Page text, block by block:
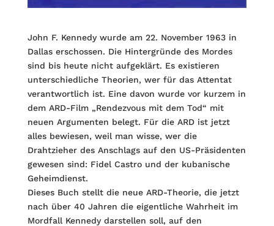
John F. Kennedy wurde am 22. November 1963 in
Dallas erschossen. Die Hintergründe des Mordes
sind bis heute nicht aufgeklärt. Es existieren
unterschiedliche Theorien, wer für das Attentat
verantwortlich ist. Eine davon wurde vor kurzem in
dem ARD-Film „Rendezvous mit dem Tod“ mit
neuen Argumenten belegt. Für die ARD ist jetzt
alles bewiesen, weil man wisse, wer die
Drahtzieher des Anschlags auf den US-Präsidenten
gewesen sind: Fidel Castro und der kubanische
Geheimdienst.
Dieses Buch stellt die neue ARD-Theorie, die jetzt
nach über 40 Jahren die eigentliche Wahrheit im
Mordfall Kennedy darstellen soll, auf den